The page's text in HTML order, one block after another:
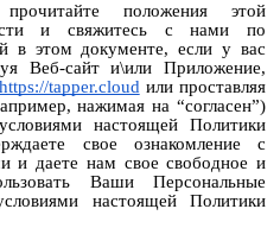
положения этой
и свяжитесь с нами по
в этом документе, если у вас
Веб-сайт и\или Приложение,
https://tapper.cloud или проставляя
нажимая на “согласен”)
настоящей Политики
свое ознакомление с
и даете нам свое свободное и
Ваши Персональные
настоящей Политики